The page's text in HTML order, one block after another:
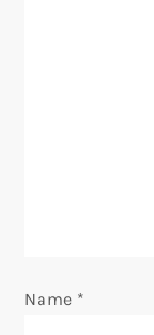
n
Name *